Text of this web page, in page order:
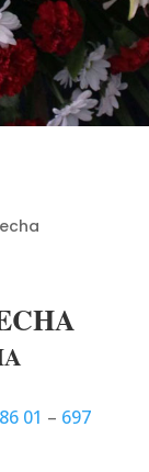
01 – 697